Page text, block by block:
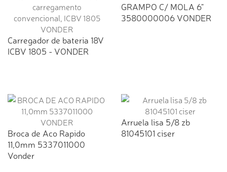
Carregador de bateria 18V
ICBV 1805 - VONDER
GRAMPO C/ MOLA 6"
3580000006 VONDER
Broca de Aco Rapido
11,0mm 5337011000
Vonder
Arruela lisa 5/8 zb
81045101 ciser